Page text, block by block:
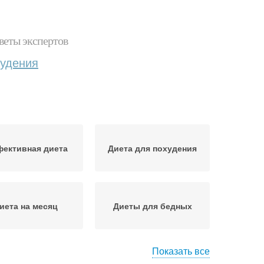
экспертов
диета Диета для похудения
на месяц Диеты для бедных
Средиземноморская
Показать все